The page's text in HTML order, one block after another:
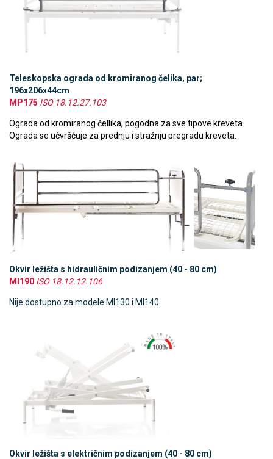
Teleskopska ograda od kromiranog čelika, par;
196x206x44cm
MP175 ISO 18.12.27.103
Ograda od kromiranog čellika, pogodna za sve tipove kreveta.
Ograda se učvršćuje za prednju i stražnju pregradu kreveta.
Okvir ležišta s hidrauličnim podizanjem (40 - 80 cm)
MI190 ISO 18.12.12.106
Nije dostupno za modele MI130 i MI140.
Okvir ležišta s električnim podizanjem (40 - 80 cm)